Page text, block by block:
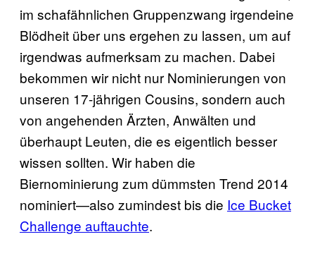
im schafähnlichen Gruppenzwang irgendeine
Blödheit über uns ergehen zu lassen, um auf
irgendwas aufmerksam zu machen. Dabei
bekommen wir nicht nur Nominierungen von
unseren 17-jährigen Cousins, sondern auch
von angehenden Ärzten, Anwälten und
überhaupt Leuten, die es eigentlich besser
wissen sollten. Wir haben die
Biernominierung zum dümmsten Trend 2014
nominiert—also zumindest bis die Ice Bucket
Challenge auftauchte.